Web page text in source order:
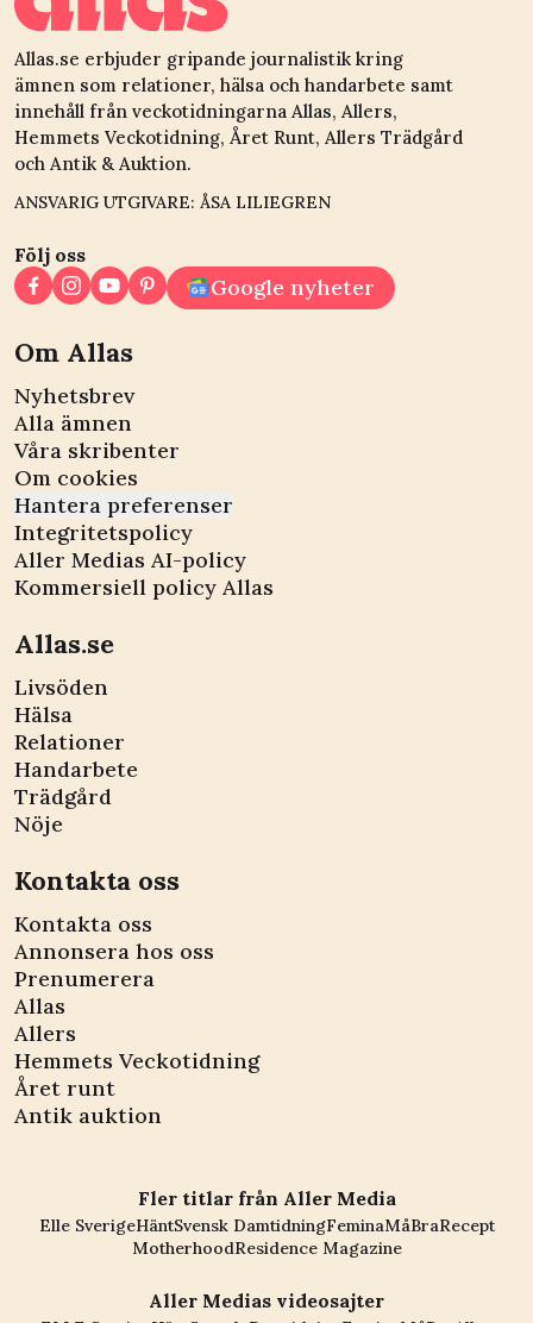
Allas.se erbjuder gripande journalistik kring
ämnen som relationer, hälsa och handarbete samt
innehåll från veckotidningarna Allas, Allers,
Hemmets Veckotidning, Året Runt, Allers Trädgård
och Antik & Auktion.
ANSVARIG UTGIVARE: ÅSA LILIEGREN
Följ oss
Google nyheter
Om Allas
Nyhetsbrev
Alla ämnen
Våra skribenter
Om cookies
Hantera preferenser
Integritetspolicy
Aller Medias AI-policy
Kommersiell policy Allas
Allas.se
Livsöden
Hälsa
Relationer
Handarbete
Trädgård
Nöje
Kontakta oss
Kontakta oss
Annonsera hos oss
Prenumerera
Allas
Allers
Hemmets Veckotidning
Året runt
Antik auktion
Fler titlar från Aller Media
Elle SverigeHäntSvensk DamtidningFeminaMåBraRecept
MotherhoodResidence Magazine
Aller Medias videosajter